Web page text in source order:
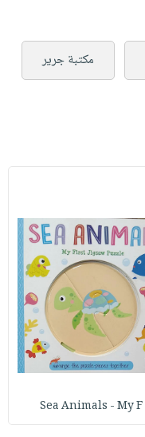
مكتبة جرير
Sea Animals - My F